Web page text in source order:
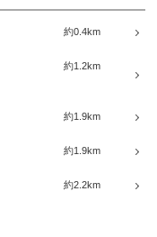
約0.4km
約1.2km
約1.9km
約1.9km
約2.2km